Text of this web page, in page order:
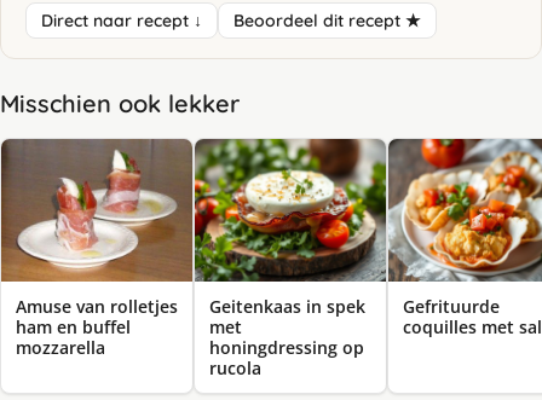
Direct naar recept ↓ Beoordeel dit recept ★
Misschien ook lekker
Amuse van rolletjes
ham en buffel
mozzarella
Geitenkaas in spek
met
honingdressing op
rucola
Gefrituurde
coquilles met